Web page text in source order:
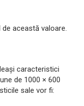
această valoare.
caracteristici
de 1000 × 600
sale vor fi: